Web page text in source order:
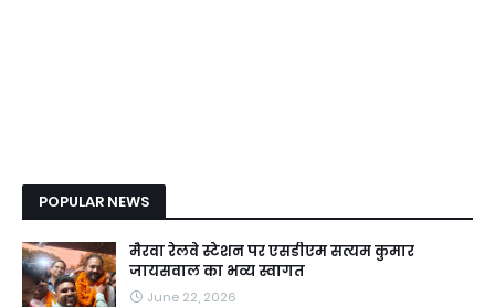
POPULAR NEWS
मैरवा रेलवे स्टेशन पर एसडीएम सत्यम कुमार
जायसवाल का भव्य स्वागत
June 22, 2026